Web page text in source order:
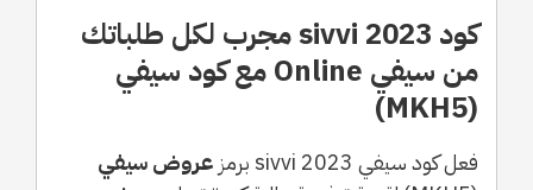
كود sivvi 2023 مجرب لكل طلباتك
من سيفي Online مع كود سيفي
(MKH5)
فعل كود سيفي sivvi 2023 برمز
عروض سيفي